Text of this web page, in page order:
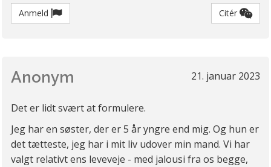
Anmeld Citér
21. januar 2023
Anonym
Det er lidt svært at formulere.
Jeg har en søster, der er 5 år yngre end mig. Og hun er
det tætteste, jeg har i mit liv udover min mand. Vi har
valgt relativt ens leveveje - med jalousi fra os begge,